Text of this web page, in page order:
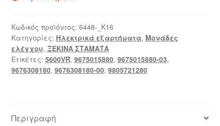
Κωδικός προϊόντος: 6448-_K16
Κατηγορίες: Ηλεκτρικά εξαρτήματα, Μονάδες
ελέγχου, ΞΕΚΙΝΑ ΣΤΑΜΑΤΑ
Ετικέτες: 5600VR, 9675015880, 9675015880-03,
9676308180, 9676308180-00, 9805721280
Περιγραφή